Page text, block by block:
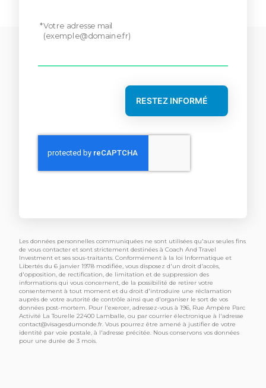
Votre adresse mail
(exemple@domaine.fr)
RESTEZ INFORMÉ
Les données personnelles communiquées ne sont utilisées qu'aux seules fins
de vous contacter et sont strictement destinées à Coach And Travel
Investment et ses sous-traitants. Conformément à la loi Informatique et
Libertés du 6 janvier 1978 modifiée, vous disposez d'un droit d'accès,
d'opposition, de rectification, de limitation et de suppression des
informations qui vous concernent, de la possibilité de retirer votre
consentement à tout moment et du droit d'introduire une réclamation
auprès de votre autorité de contrôle ainsi que d'organiser le sort de vos
données post-mortem. Pour l'exercer, adressez-vous à 196, Rue Ampère Parc
Activité La Tourelle 22400 Lamballe, ou par courrier électronique à l'adresse
contact@visagesdumonde.fr. Vous pourrez être amené à justifier de votre
identité par voie postale, à l'adresse précitée. Nous conservons vos données
pour une durée de 3 mois.